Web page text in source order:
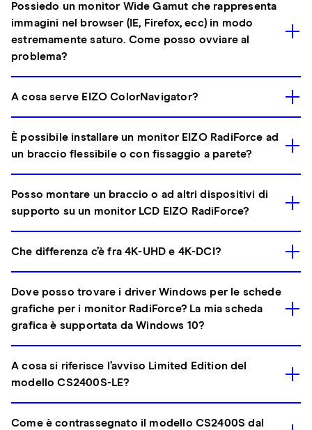
Possiedo un monitor Wide Gamut che rappresenta
immagini nel browser (IE, Firefox, ecc) in modo
estremamente saturo. Come posso ovviare al
problema?
A cosa serve EIZO ColorNavigator?
È possibile installare un monitor EIZO RadiForce ad
un braccio flessibile o con fissaggio a parete?
Posso montare un braccio o ad altri dispositivi di
supporto su un monitor LCD EIZO RadiForce?
Che differenza c’è fra 4K-UHD e 4K-DCI?
Dove posso trovare i driver Windows per le schede
grafiche per i monitor RadiForce? La mia scheda
grafica è supportata da Windows 10?
A cosa si riferisce l’avviso Limited Edition del
modello CS2400S-LE?
Come è contrassegnato il modello CS2400S dal